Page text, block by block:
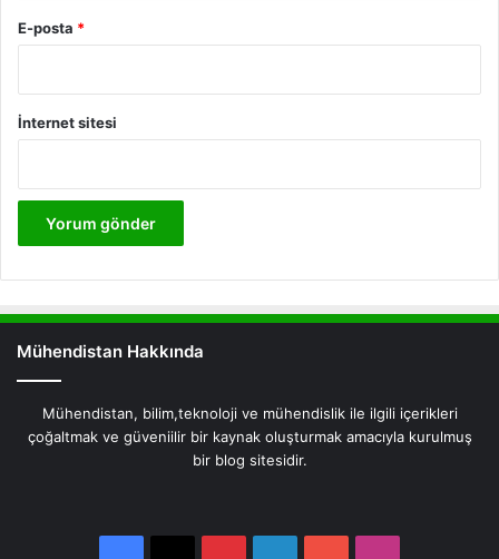
E-posta *
İnternet sitesi
Mühendistan Hakkında
Mühendistan, bilim,teknoloji ve mühendislik ile ilgili içerikleri
çoğaltmak ve güveniilir bir kaynak oluşturmak amacıyla kurulmuş
bir blog sitesidir.